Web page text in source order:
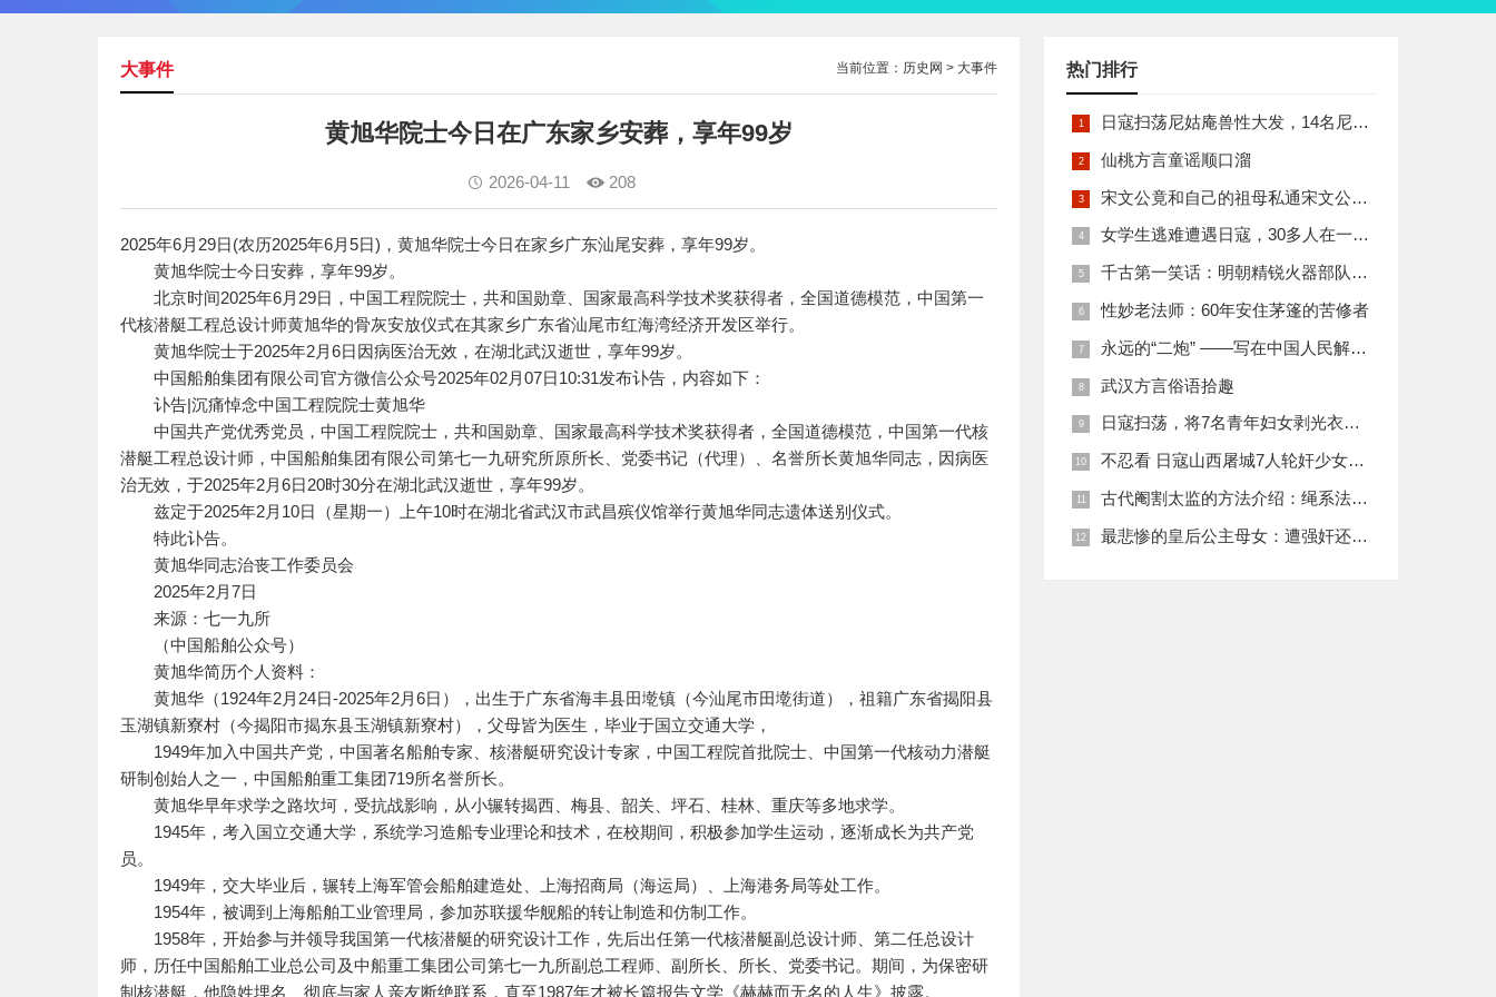
当前位置： 历史网 > 大事件
大事件
黄旭华院士今日在广东家乡安葬，享年99岁
2026-04-11 208
2025年6月29日(农历2025年6月5日)，黄旭华院士今日在家乡广东汕尾安葬，享年99岁。
黄旭华院士今日安葬，享年99岁。
北京时间2025年6月29日，中国工程院院士，共和国勋章、国家最高科学技术奖获得者，全国道德模范，中国第一
代核潜艇工程总设计师黄旭华的骨灰安放仪式在其家乡广东省汕尾市红海湾经济开发区举行。
黄旭华院士于2025年2月6日因病医治无效，在湖北武汉逝世，享年99岁。
中国船舶集团有限公司官方微信公众号2025年02月07日10:31发布讣告，内容如下：
讣告|沉痛悼念中国工程院院士黄旭华
中国共产党优秀党员，中国工程院院士，共和国勋章、国家最高科学技术奖获得者，全国道德模范，中国第一代核
潜艇工程总设计师，中国船舶集团有限公司第七一九研究所原所长、党委书记（代理）、名誉所长黄旭华同志，因病医
治无效，于2025年2月6日20时30分在湖北武汉逝世，享年99岁。
兹定于2025年2月10日（星期一）上午10时在湖北省武汉市武昌殡仪馆举行黄旭华同志遗体送别仪式。
特此讣告。
黄旭华同志治丧工作委员会
2025年2月7日
来源：七一九所
（中国船舶公众号）
黄旭华简历个人资料：
黄旭华（1924年2月24日-2025年2月6日），出生于广东省海丰县田墘镇（今汕尾市田墘街道），祖籍广东省揭阳县
玉湖镇新寮村（今揭阳市揭东县玉湖镇新寮村），父母皆为医生，毕业于国立交通大学，
1949年加入中国共产党，中国著名船舶专家、核潜艇研究设计专家，中国工程院首批院士、中国第一代核动力潜艇
研制创始人之一，中国船舶重工集团719所名誉所长。
黄旭华早年求学之路坎坷，受抗战影响，从小辗转揭西、梅县、韶关、坪石、桂林、重庆等多地求学。
1945年，考入国立交通大学，系统学习造船专业理论和技术，在校期间，积极参加学生运动，逐渐成长为共产党
员。
1949年，交大毕业后，辗转上海军管会船舶建造处、上海招商局（海运局）、上海港务局等处工作。
1954年，被调到上海船舶工业管理局，参加苏联援华舰船的转让制造和仿制工作。
1958年，开始参与并领导我国第一代核潜艇的研究设计工作，先后出任第一代核潜艇副总设计师、第二任总设计
师，历任中国船舶工业总公司及中船重工集团公司第七一九所副总工程师、副所长、所长、党委书记。期间，为保密研
制核潜艇，他隐姓埋名、彻底与家人亲友断绝联系，直至1987年才被长篇报告文学《赫赫而无名的人生》披露。
热门排行
日寇扫荡尼姑庵兽性大发，14名尼姑遭玷污后集体自焚
仙桃方言童谣顺口溜
宋文公竟和自己的祖母私通宋文公是如何死的
女学生逃难遭遇日寇，30多人在一所小校里被集体奸淫
千古第一笑话：明朝精锐火器部队亡于一只'鸡'
性妙老法师：60年安住茅篷的苦修者
永远的“二炮” ——写在中国人民解放军火箭军组建之际
武汉方言俗语拾趣
日寇扫荡，将7名青年妇女剥光衣裤在庙前糟蹋
不忍看 日寇山西屠城7人轮奸少女后揪双腿活活分尸
古代阉割太监的方法介绍：绳系法与揉捏法
最悲惨的皇后公主母女：遭强奸还被卖为奴